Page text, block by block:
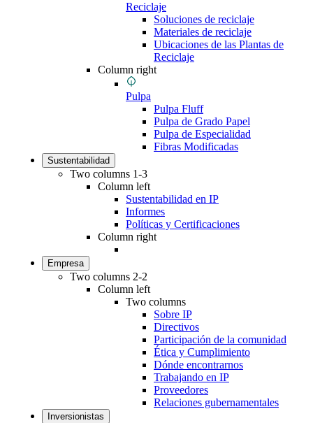
Reciclaje
Soluciones de reciclaje
Materiales de reciclaje
Ubicaciones de las Plantas de
Reciclaje
Column right
Pulpa
Pulpa Fluff
Pulpa de Grado Papel
Pulpa de Especialidad
Fibras Modificadas
Sustentabilidad
Two columns 1-3
Column left
Sustentabilidad en IP
Informes
Políticas y Certificaciones
Column right
Empresa
Two columns 2-2
Column left
Two columns
Sobre IP
Directivos
Participación de la comunidad
Ética y Cumplimiento
Dónde encontrarnos
Trabajando en IP
Proveedores
Relaciones gubernamentales
Inversionistas